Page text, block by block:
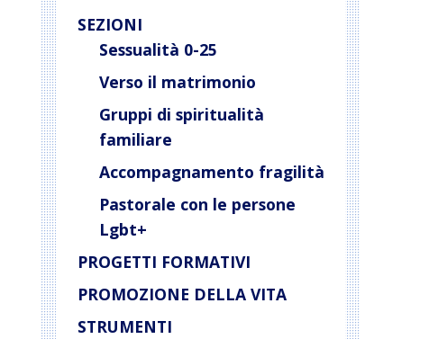
SEZIONI
Sessualità 0-25
Verso il matrimonio
Gruppi di spiritualità
familiare
Accompagnamento fragilità
Pastorale con le persone
Lgbt+
PROGETTI FORMATIVI
PROMOZIONE DELLA VITA
STRUMENTI